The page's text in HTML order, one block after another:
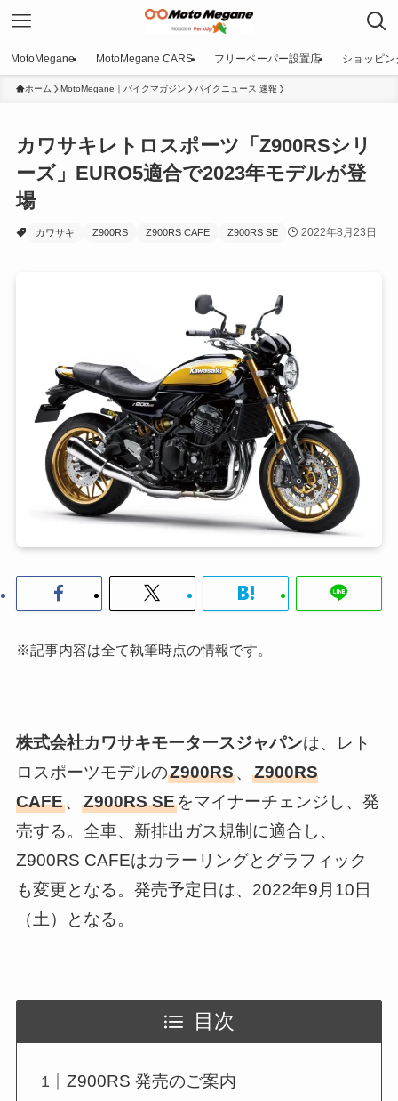
MotoMegane MotoMegane CARS フリーペーパー設置店 ショッピン
ホーム MotoMegane｜バイクマガジン バイクニュース 速報
カワサキレトロスポーツ「Z900RSシリ
ーズ」EURO5適合で2023年モデルが登
場
カワサキ Z900RS Z900RS CAFE Z900RS SE 2022年8月23日
※記事内容は全て執筆時点の情報です。
株式会社カワサキモータースジャパンは、レト
ロスポーツモデルのZ900RS、 Z900RS
CAFE、 Z900RS SEをマイナーチェンジし、発
売する。全車、新排出ガス規制に適合し、
Z900RS CAFEはカラーリングとグラフィック
も変更となる。発売予定日は、2022年9月10日
（土）となる。
目次
Z900RS 発売のご案内